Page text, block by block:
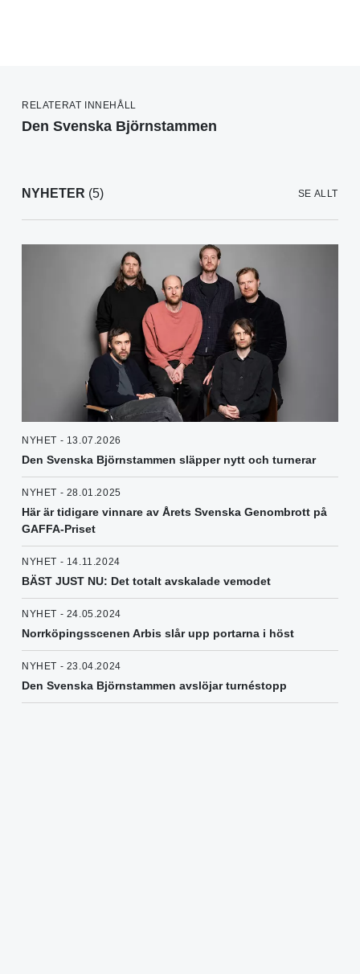
RELATERAT INNEHÅLL
Den Svenska Björnstammen
NYHETER (5) SE ALLT
NYHET - 13.07.2026
Den Svenska Björnstammen släpper nytt och turnerar
NYHET - 28.01.2025
Här är tidigare vinnare av Årets Svenska Genombrott på
GAFFA-Priset
NYHET - 14.11.2024
BÄST JUST NU: Det totalt avskalade vemodet
NYHET - 24.05.2024
Norrköpingsscenen Arbis slår upp portarna i höst
NYHET - 23.04.2024
Den Svenska Björnstammen avslöjar turnéstopp